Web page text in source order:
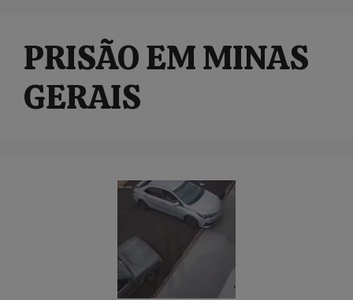
PRISÃO EM MINAS
GERAIS